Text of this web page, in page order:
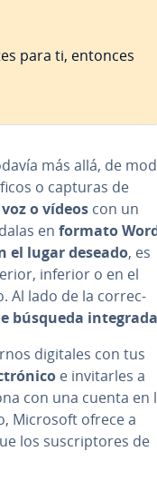
para ti, entonces
más allá, de
o capturas de
o vídeos con un
en formato
el lugar deseado, es
inferior o en el
Al lado de la co­rre­c­
búsqueda integrada
digitales con tus
e in­vi­tar­les a
con una cuenta en
Microsoft ofrece a
los su­s­cri­p­to­res de